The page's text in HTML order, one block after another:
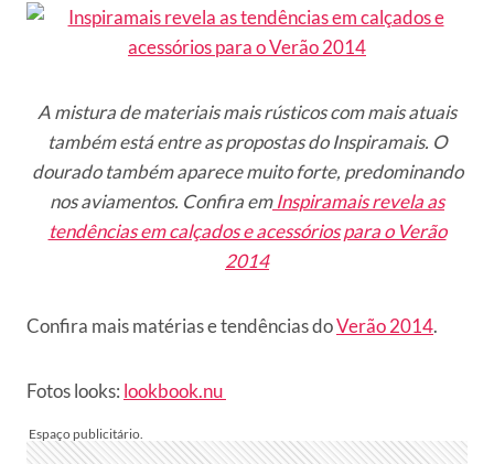
A mistura de materiais mais rústicos com mais atuais
também está entre as propostas do Inspiramais. O
dourado também aparece muito forte, predominando
nos aviamentos. Confira emInspiramais revela as
tendências em calçados e acessórios para o Verão
2014
Confira mais matérias e tendências doVerão 2014.
Fotos looks: lookbook.nu